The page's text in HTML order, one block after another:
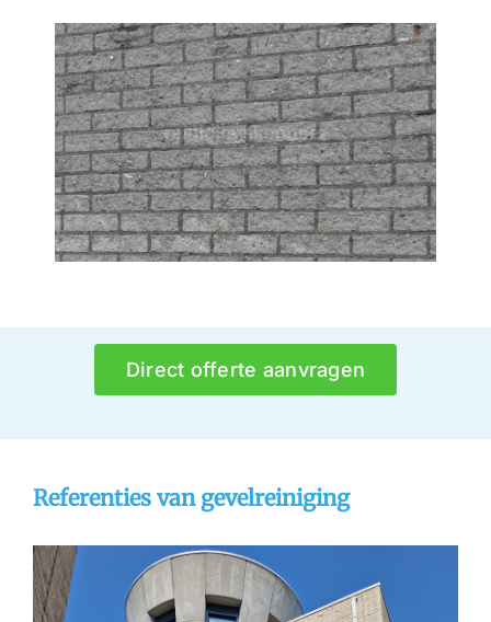
Direct offerte aanvragen
Referenties van gevelreiniging